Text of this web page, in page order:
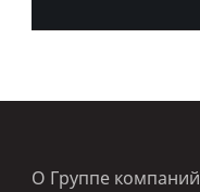
О Группе компаний